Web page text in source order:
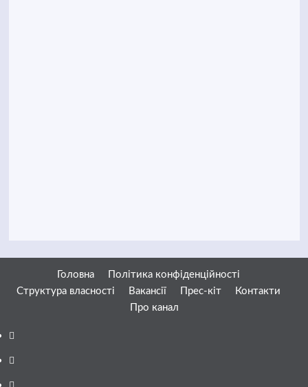
Головна
Політика конфіденційності
Структура власності
Вакансії Прес-кіт
Контакти
Про канал
Facebook
YouTube
Telegram